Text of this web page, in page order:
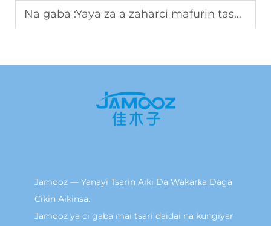
Na gaba :Yaya za a zaharci mafurin tashin kuma na yadda ake amfani da shi?
Jamooz — Yanayi Tsarin Aiki Da Wakarƙa Daga
Cikin Aikinsa.
Jamooz ya ci gaba mai tsari daidai na kungiyar